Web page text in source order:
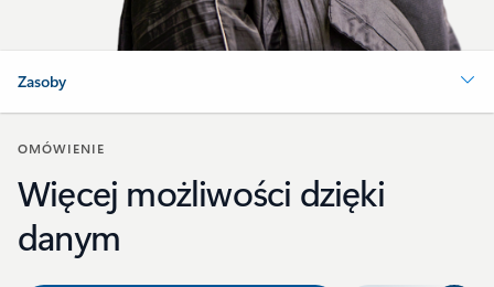
Zasoby
OMÓWIENIE
Więcej możliwości dzięki
danym